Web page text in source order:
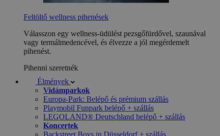
Feltöltő wellness pihenések
Válasszon egy wellness-üdülést pezsgőfürdővel, szaunával
vagy termálmedencével, és élvezze a jól megérdemelt
pihenést.
Pihenni szeretnék
Élmények
Vidámparkok
Europa-Park: Belépő és prémium szállás
Playmobil Funpark belépő + szállás
LEGOLAND® Deutschland belépő + szállás
Koncertek